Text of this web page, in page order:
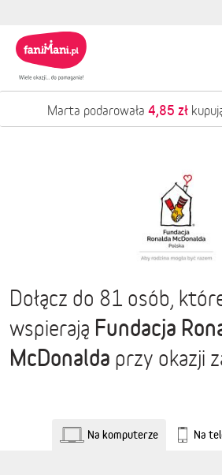
Marta podarowała 4,85 zł
Dołącz do 81 osób,
wspierają Fundacja
McDonalda przy okazji
Na komputerze Na